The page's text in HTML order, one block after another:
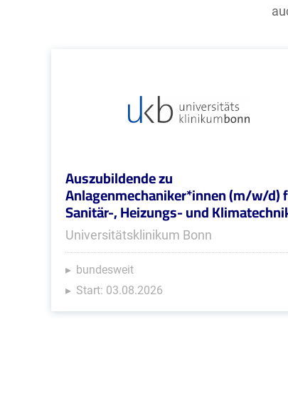
Auszubildende zu
Anlagenmechaniker*innen (m/w/d)
Sanitär-, Heizungs- und
Universitätsklinikum Bonn
bundesweit
Start: 03.08.2026